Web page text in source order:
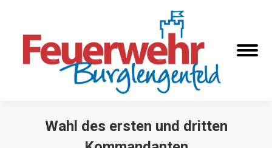
Wahl des ersten und dritten